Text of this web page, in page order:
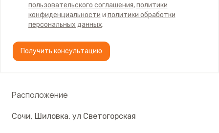
пользовательского соглашения,политики
конфиденциальности и политики обработки
персональных данных.
Получить консультацию
Расположение
Сочи, Шиловка, ул Светогорская